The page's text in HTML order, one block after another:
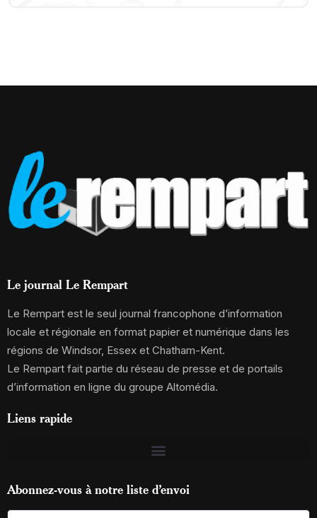
Le journal Le Rempart
Le Rempart est le seul journal francophone d’information
locale et régionale en format papier et numérique dans les
régions de Windsor, Essex et Chatham-Kent.
Le Rempart fait partie du réseau de presse et de portails
d’information en ligne du groupe Altomédia.
Liens rapide
Abonnez-vous à notre liste d’envoi